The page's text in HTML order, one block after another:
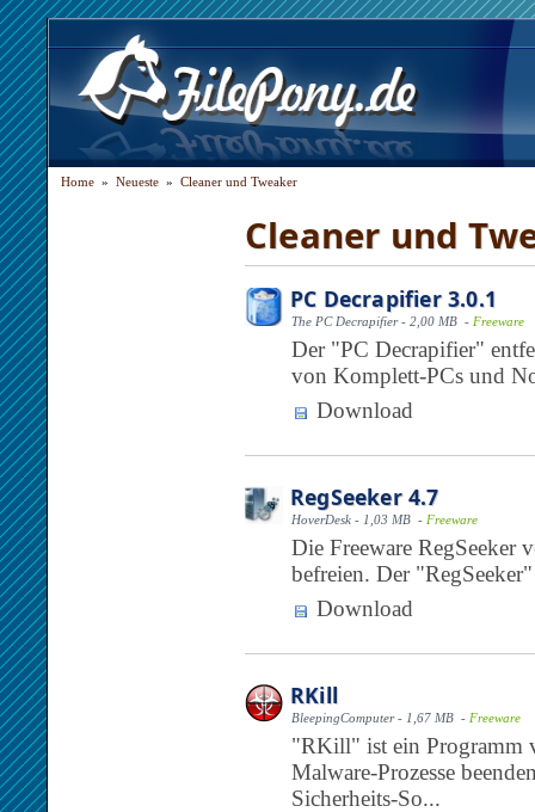
Home » Neueste » Cleaner und Tweaker
Cleaner und
PC Decrapifier 3.0.1
The PC Decrapifier - 2,00 MB - Freeware
Der "PC Decrapifier"
von Komplett-PCs und
Download
RegSeeker 4.7
HoverDesk - 1,03 MB - Freeware
Die Freeware RegSeeker
befreien. Der
Download
RKill
BleepingComputer - 1,67 MB - Freeware
"RKill" ist ein Programm
Malware-Prozesse
Sicherheits-So...